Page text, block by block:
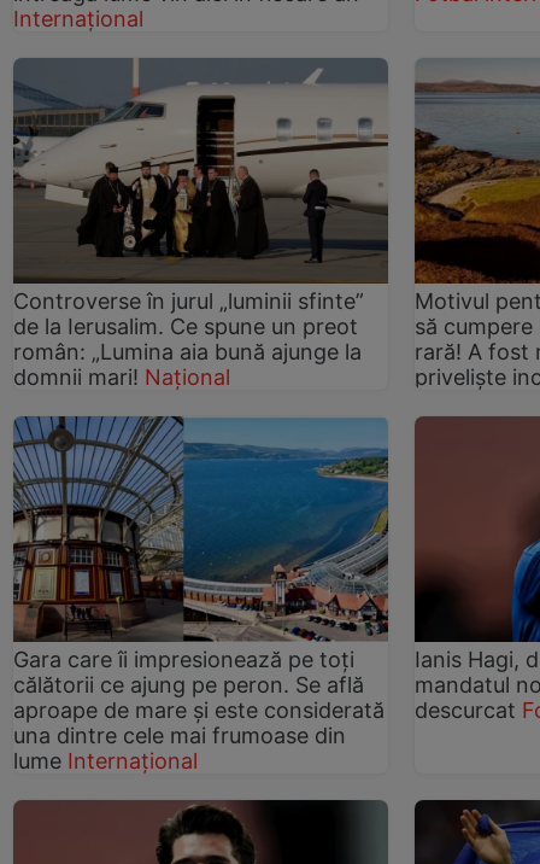
Internațional
Controverse în jurul „luminii sfinte”
de la Ierusalim. Ce spune un preot
român: „Lumina aia bună ajunge la
domnii mari! Național
Motivul
să
rară! A fost
priveliște
Gara care îi impresionează pe toți
călătorii ce ajung pe peron. Se află
aproape de mare și este considerată
una dintre cele mai frumoase din
lume Internațional
Ianis Hagi,
mandatul
descurcat